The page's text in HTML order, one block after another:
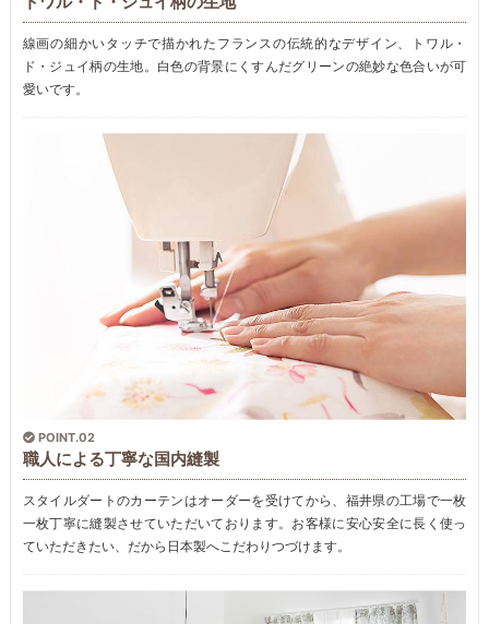
線画の細かいタッチで描かれたフランスの伝統的なデザイン、トワル・
ド・ジュイ柄の生地。白色の背景にくすんだグリーンの絶妙な色合いが可
愛いです。
POINT.02
職人による丁寧な国内縫製
スタイルダートのカーテンはオーダーを受けてから、福井県の工場で一枚
一枚丁寧に縫製させていただいております。お客様に安心安全に長く使っ
ていただきたい、だから日本製へこだわりつづけます。